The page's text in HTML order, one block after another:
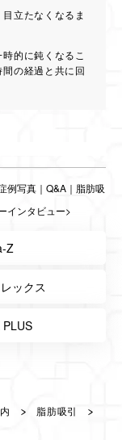
立たなくなるま
的に鈍くなるこ
の経過と共に回
例写真 ｜ Q&A ｜ 脂肪吸
インタビュー>
Z
ックス
PLUS
>脂肪吸引
>